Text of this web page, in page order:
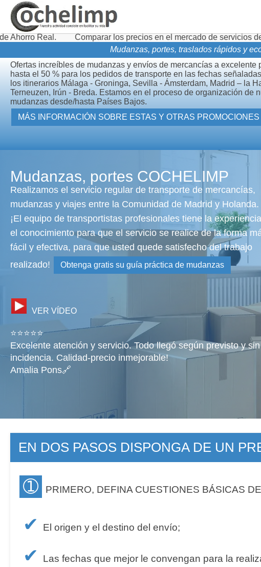
Comparar los precios en el mercado de servicios de transporte de
Mudanzas, portes, traslados rápidos y
Ofertas increíbles de mudanzas y envíos de mercancías a excelente
hasta el 50 % para los pedidos de transporte en las fechas
los itinerarios Málaga - Groninga, Sevilla - Ámsterdam, Madrid – la
Terneuzen, Irún - Breda. Estamos en el proceso de organización de
mudanzas desde/hasta Países Bajos.
MÁS INFORMACIÓN SOBRE ESTAS Y OTRAS PROMOCIONES
Mudanzas, portes COCHELIMP
Realizamos el servicio regular de transporte de mercancías,
mudanzas y viajes entre la Comunidad de Madrid y Holanda.
¡El equipo de transportistas profesionales tiene la
el conocimiento para que el servicio se realice de la forma
fácil y efectiva, para que usted quede satisfecho del trabajo
realizado!
Obtenga gratis su guía práctica de mudanzas
VER VÍDEO
⭐⭐⭐⭐⭐
Excelente atención y servicio. Todo llegó según previsto y
incidencia. Calidad-precio inmejorable!
Amalia Pons🔗
EN DOS PASOS DISPONGA DE UN
➀ PRIMERO, DEFINA CUESTIONES BÁSICAS
✔ El origen y el destino del envío;
✔ Las fechas que mejor le convengan para la